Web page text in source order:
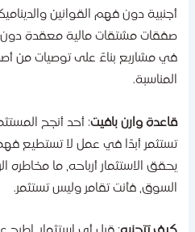
دون فهم القوانين
مشتقات مالية معقدة دون فهم
مشاريع بناءً على توصيات من أصدقاء
وارن بافيت: أحد أنجح المستثمرين
أبدًا في عمل لا تستطيع
الاستثمار أرباحه، ما مخاطره
فأنت تقامر وليس تستثمر.